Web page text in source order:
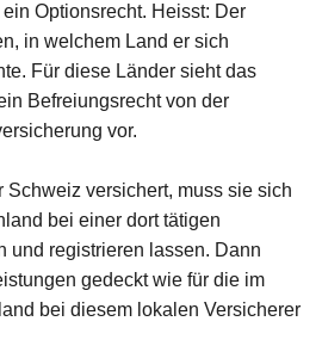
Optionsrecht. Heisst: Der
in welchem Land er sich
Für diese Länder sieht das
Befreiungsrecht von der
vor.
Schweiz versichert, muss sie sich
bei einer dort tätigen
und registrieren lassen. Dann
gedeckt wie für die im
bei diesem lokalen Versicherer